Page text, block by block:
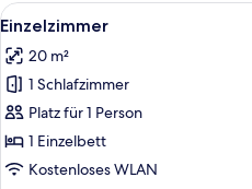
Alle
Fotos
für
Einzelzimmer
anzeigen
13
Einzelzimmer
20 m²
1 Schlafzimmer
Platz für 1 Person
1 Einzelbett
Kostenloses WLAN